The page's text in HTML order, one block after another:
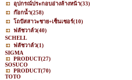
อุปกรณ์ประกอบอ่างล้างหน้า(33)
ก๊อกน้ำ(258)
โถปัสสาวะชาย+เซ็นเซอร์(10)
ฟลัชวาล์ว(40)
SCHELL
ฟลัชวาล์ว(1)
SIGMA
PRODUCT(27)
SOSUCO
PRODUCT(70)
TOTO